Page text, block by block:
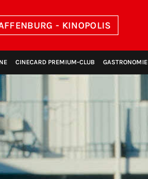
- KINOPOLIS
CINECARD PREMIUM‑CLUB GASTRONOMIE